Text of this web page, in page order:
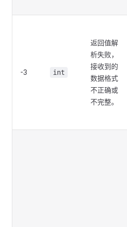
-3 int
返回值解
析失败，
接收到的
数据格式
不正确或
不完整。